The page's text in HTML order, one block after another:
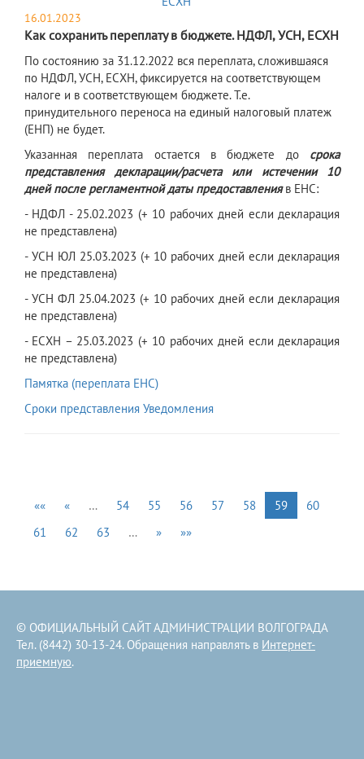
16.01.2023
Как сохранить переплату в бюджете. НДФЛ, УСН, ЕСХН
По состоянию за 31.12.2022 вся переплата, сложившаяся
по НДФЛ, УСН, ЕСХН, фиксируется на соответствующем
налоге и в соответствующем бюджете. Т.е.
принудительного переноса на единый налоговый платеж
(ЕНП) не будет.
Указанная переплата остается в бюджете досрока
представления декларации/расчета или истечении 10
дней после регламентной даты предоставленияв ЕНС:
- НДФЛ - 25.02.2023 (+ 10 рабочих дней если декларация
не представлена)
- УСН ЮЛ 25.03.2023 (+ 10 рабочих дней если декларация
не представлена)
- УСН ФЛ 25.04.2023 (+ 10 рабочих дней если декларация
не представлена)
- ЕСХН – 25.03.2023 (+ 10 рабочих дней если декларация
не представлена)
Памятка (переплата ЕНС)
Сроки представления Уведомления
«« « … 54 55 56 57 58 59
60
61
62 63 … » »»
© ОФИЦИАЛЬНЫЙ САЙТ АДМИНИСТРАЦИИ ВОЛГОГРАДА
Тел. (8442) 30-13-24. Обращения направлять в Интернет-
приемную.